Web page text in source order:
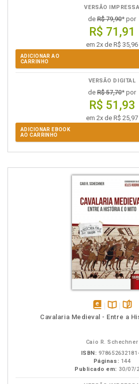
VERSÃO IMPRESSA
de R$ 79,90* por
R$ 71,91
em 2x de R$ 35,96
ADICIONAR AO
CARRINHO
VERSÃO DIGITAL
de R$ 57,70* por
R$ 51,93
em 2x de R$ 25,97
ADICIONAR EBOOK
AO CARRINHO
disponívelDisponível
Cavalaria Medieval - Entre a
Caio R. Schechner
ISBN:
Páginas: 144
Publicado em: 30/07/